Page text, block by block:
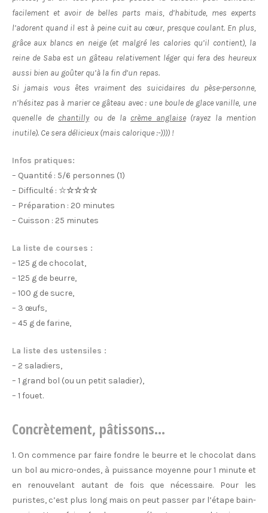
facilement et avoir de belles parts mais, d’habitude, mes experts
l’adorent quand il est à peine cuit au cœur, presque coulant. En plus,
grâce aux blancs en neige (et malgré les calories qu’il contient), la
reine de Saba est un gâteau relativement léger qui fera des heureux
aussi bien au goûter qu’à la fin d’un repas.
Si jamais vous êtes vraiment des suicidaires du pèse-personne,
n’hésitez pas à marier ce gâteau avec : une boule de glace vanille, une
quenelle de chantillyou de la crème anglaise(rayez la mention
inutile). Ce sera délicieux (mais calorique :-)))) !
Infos pratiques:
– Quantité : 5/6 personnes (1)
– Difficulté : ☆☆☆☆☆
– Préparation : 20 minutes
– Cuisson : 25 minutes
La liste de courses :
– 125 g de chocolat,
– 125 g de beurre,
– 100 g de sucre,
– 3 œufs,
– 45 g de farine,
La liste des ustensiles :
– 2 saladiers,
– 1 grand bol (ou un petit saladier),
– 1 fouet.
Concrètement, pâtissons…
1. On commence par faire fondre le beurre et le chocolat dans
un bol au micro-ondes, à puissance moyenne pour 1 minute et
en renouvelant autant de fois que nécessaire. Pour les
puristes, c’est plus long mais on peut passer par l’étape bain-